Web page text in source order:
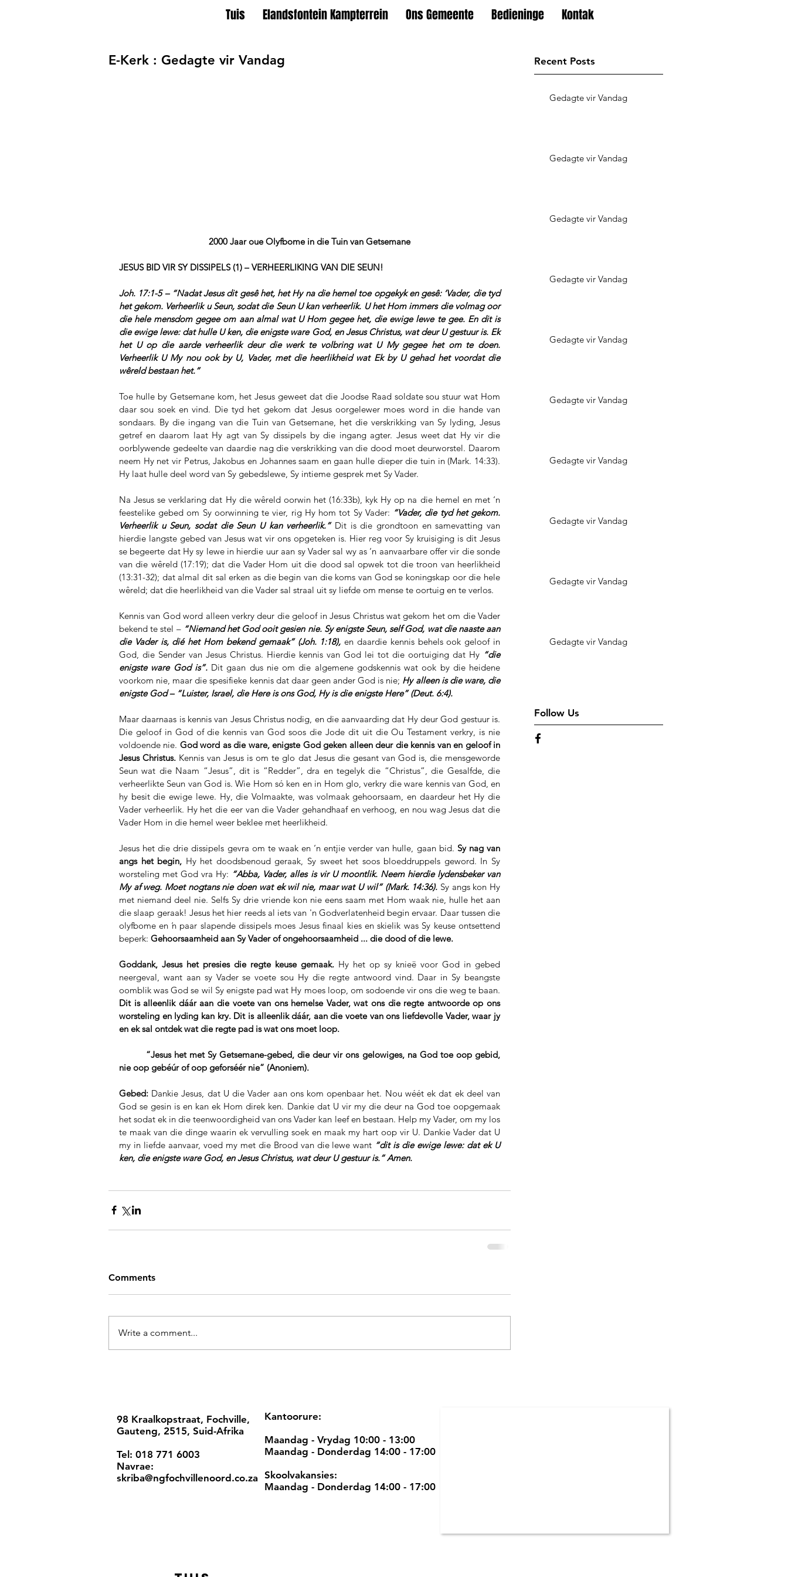
Tuis Elandsfontein Kampterrein Ons Gemeente Bedieninge Kontak
E-Kerk : Gedagte vir Vandag
2000 Jaar oue Olyfbome in die Tuin van Getsemane
JESUS BID VIR SY DISSIPELS (1) – VERHEERLIKING VAN DIE SEUN!
Joh. 17:1-5 – “Nadat Jesus dit gesê het, het Hy na die hemel toe opgekyk en gesê: ‘Vader, die tyd
het gekom. Verheerlik u Seun, sodat die Seun U kan verheerlik. U het Hom immers die volmag oor
die hele mensdom gegee om aan almal wat U Hom gegee het, die ewige lewe te gee. En dit is
die ewige lewe: dat hulle U ken, die enigste ware God, en Jesus Christus, wat deur U gestuur is. Ek
het U op die aarde verheerlik deur die werk te volbring wat U My gegee het om te doen.
Verheerlik U My nou ook by U, Vader, met die heerlikheid wat Ek by U gehad het voordat die
wêreld bestaan het.”
Toe hulle by Getsemane kom, het Jesus geweet dat die Joodse Raad soldate sou stuur wat Hom
daar sou soek en vind. Die tyd het gekom dat Jesus oorgelewer moes word in die hande van
sondaars. By die ingang van die Tuin van Getsemane, het die verskrikking van Sy lyding, Jesus
getref en daarom laat Hy agt van Sy dissipels by die ingang agter. Jesus weet dat Hy vir die
oorblywende gedeelte van daardie nag die verskrikking van die dood moet deurworstel. Daarom
neem Hy net vir Petrus, Jakobus en Johannes saam en gaan hulle dieper die tuin in (Mark. 14:33).
Hy laat hulle deel word van Sy gebedslewe, Sy intieme gesprek met Sy Vader.
Na Jesus se verklaring dat Hy die wêreld oorwin het (16:33b), kyk Hy op na die hemel en met ‘n
feestelike gebed om Sy oorwinning te vier, rig Hy hom tot Sy Vader: “Vader, die tyd het gekom.
Verheerlik u Seun, sodat die Seun U kan verheerlik.” Dit is die grondtoon en samevatting van
hierdie langste gebed van Jesus wat vir ons opgeteken is. Hier reg voor Sy kruisiging is dit Jesus
se begeerte dat Hy sy lewe in hierdie uur aan sy Vader sal wy as ‘n aanvaarbare offer vir die sonde
van die wêreld (17:19); dat die Vader Hom uit die dood sal opwek tot die troon van heerlikheid
(13:31-32); dat almal dit sal erken as die begin van die koms van God se koningskap oor die hele
wêreld; dat die heerlikheid van die Vader sal straal uit sy liefde om mense te oortuig en te verlos.
Kennis van God word alleen verkry deur die geloof in Jesus Christus wat gekom het om die Vader
bekend te stel – “Niemand het God ooit gesien nie. Sy enigste Seun, self God, wat die naaste aan
die Vader is, dié het Hom bekend gemaak” (Joh. 1:18), en daardie kennis behels ook geloof in
God, die Sender van Jesus Christus. Hierdie kennis van God lei tot die oortuiging dat Hy “die
enigste ware God is”. Dit gaan dus nie om die algemene godskennis wat ook by die heidene
voorkom nie, maar die spesifieke kennis dat daar geen ander God is nie; Hy alleen is die ware, die
enigste God – “Luister, Israel, die Here is ons God, Hy is die enigste Here” (Deut. 6:4).
Maar daarnaas is kennis van Jesus Christus nodig, en die aanvaarding dat Hy deur God gestuur is.
Die geloof in God of die kennis van God soos die Jode dit uit die Ou Testament verkry, is nie
voldoende nie. God word as die ware, enigste God geken alleen deur die kennis van en geloof in
Jesus Christus. Kennis van Jesus is om te glo dat Jesus die gesant van God is, die mensgeworde
Seun wat die Naam “Jesus”, dit is “Redder”, dra en tegelyk die “Christus”, die Gesalfde, die
verheerlikte Seun van God is. Wie Hom só ken en in Hom glo, verkry die ware kennis van God, en
hy besit die ewige lewe. Hy, die Volmaakte, was volmaak gehoorsaam, en daardeur het Hy die
Vader verheerlik. Hy het die eer van die Vader gehandhaaf en verhoog, en nou wag Jesus dat die
Vader Hom in die hemel weer beklee met heerlikheid.
Jesus het die drie dissipels gevra om te waak en ‘n entjie verder van hulle, gaan bid. Sy nag van
angs het begin, Hy het doodsbenoud geraak, Sy sweet het soos bloeddruppels geword. In Sy
worsteling met God vra Hy: “Abba, Vader, alles is vir U moontlik. Neem hierdie lydensbeker van
My af weg. Moet nogtans nie doen wat ek wil nie, maar wat U wil” (Mark. 14:36). Sy angs kon Hy
met niemand deel nie. Selfs Sy drie vriende kon nie eens saam met Hom waak nie, hulle het aan
die slaap geraak! Jesus het hier reeds al iets van 'n Godverlatenheid begin ervaar. Daar tussen die
olyfbome en ŉ paar slapende dissipels moes Jesus finaal kies en skielik was Sy keuse ontsettend
beperk: Gehoorsaamheid aan Sy Vader of ongehoorsaamheid ... die dood of die lewe.
Goddank, Jesus het presies die regte keuse gemaak. Hy het op sy knieë voor God in gebed
neergeval, want aan sy Vader se voete sou Hy die regte antwoord vind. Daar in Sy beangste
Dit is alleenlik dáár aan die voete van ons hemelse Vader, wat ons die regte antwoorde op ons
worsteling en lyding kan kry. Dit is alleenlik dáár, aan die voete van ons liefdevolle Vader, waar jy
en ek sal ontdek wat die regte pad is wat ons moet loop.
nie oop gebéúr of oop geforséér nie” (Anoniem).
Gebed: Dankie Jesus, dat U die Vader aan ons kom openbaar het. Nou wéét ek dat ek deel van
God se gesin is en kan ek Hom direk ken. Dankie dat U vir my die deur na God toe oopgemaak
het sodat ek in die teenwoordigheid van ons Vader kan leef en bestaan. Help my Vader, om my los
te maak van die dinge waarin ek vervulling soek en maak my hart oop vir U. Dankie Vader dat U
my in liefde aanvaar, voed my met die Brood van die lewe want “dit is die ewige lewe: dat ek U
ken, die enigste ware God, en Jesus Christus, wat deur U gestuur is.” Amen.
Comments
Write a comment...
Recent Posts
Gedagte vir Vandag
Gedagte vir Vandag
Gedagte vir Vandag
Gedagte vir Vandag
Gedagte vir Vandag
Gedagte vir Vandag
Gedagte vir Vandag
Gedagte vir Vandag
Gedagte vir Vandag
Gedagte vir Vandag
Follow Us
98 Kraalkopstraat, Fochville,
Gauteng, 2515, Suid-Afrika
Tel: 018 771 6003
Navrae:
skriba@ngfochvillenoord.co.za
Kantoorure:
Maandag - Vrydag 10:00 - 13:00
Maandag - Donderdag 14:00 - 17:00
Skoolvakansies:
Maandag - Donderdag 14:00 - 17:00